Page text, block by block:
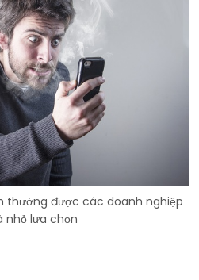
thường được các doanh nghiệp
nhỏ lựa chọn